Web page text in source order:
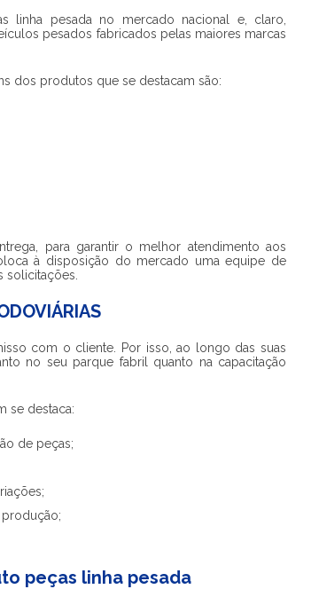
linha pesada no mercado nacional e, claro,
pesados fabricados pelas maiores marcas
dos produtos que se destacam são:
para garantir o melhor atendimento aos
à disposição do mercado uma equipe de
solicitações.
com o cliente. Por isso, ao longo das suas
no seu parque fabril quanto na capacitação
se destaca:
de peças;
peças linha pesada